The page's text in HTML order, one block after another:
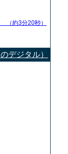
（約3分20秒）
デジタル）